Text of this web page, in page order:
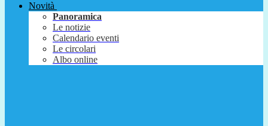
Novità
Panoramica
Le notizie
Calendario eventi
Le circolari
Albo online